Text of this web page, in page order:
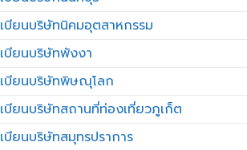
บียนบริษัทนิคมอุตสาหกรรม
บียนบริษัทพังงา
บียนบริษัทพิษณุโลก
บียนบริษัทสถานที่ท่องเที่ยวภูเก็ต
บียนบริษัทสมุทรปราการ